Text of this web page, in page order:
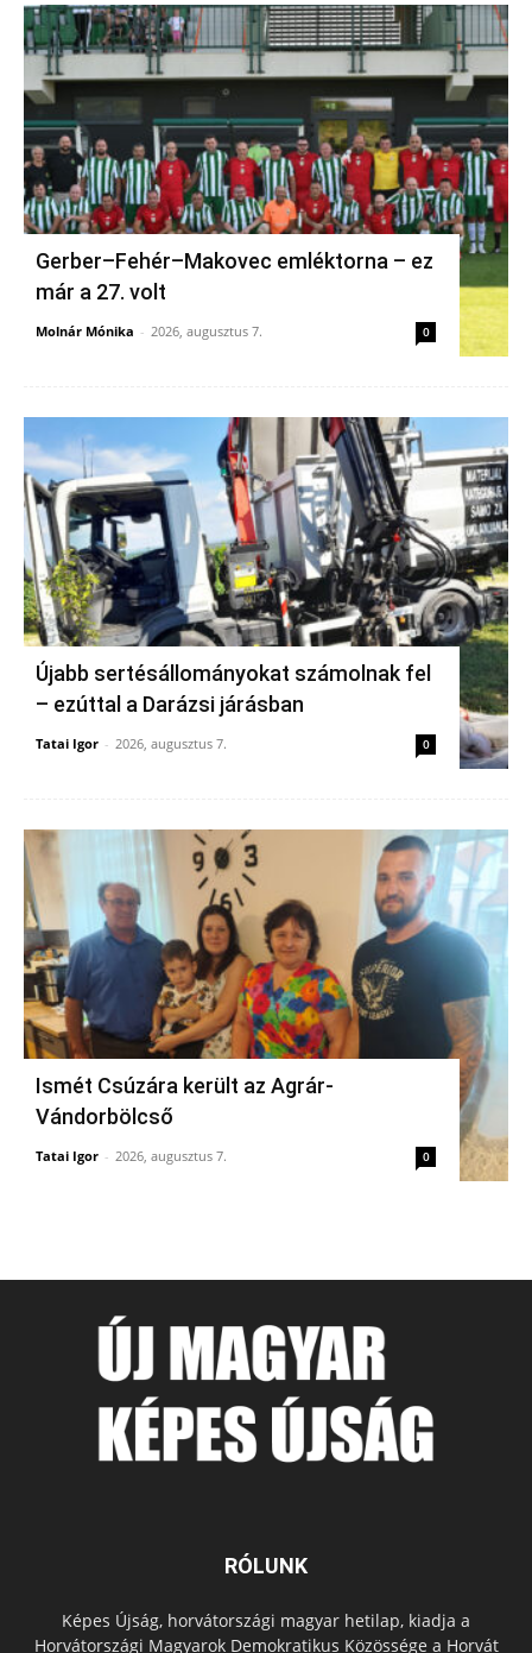
Gerber–Fehér–Makovec emléktorna – ez
már a 27. volt
Molnár Mónika - 2026, augusztus 7. 0
Újabb sertésállományokat számolnak fel
– ezúttal a Darázsi járásban
Tatai Igor - 2026, augusztus 7. 0
Ismét Csúzára került az Agrár-
Vándorbölcső
Tatai Igor - 2026, augusztus 7. 0
RÓLUNK
Képes Újság, horvátországi magyar hetilap, kiadja a
Horvátországi Magyarok Demokratikus Közössége a Horvát